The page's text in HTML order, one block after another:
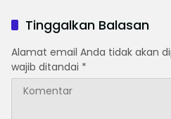
Tinggalkan Balasan
Alamat email Anda tidak akan
wajib ditandai *